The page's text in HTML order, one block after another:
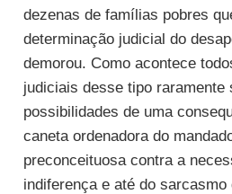
dezenas de famílias pobres
determinação judicial do
demorou. Como acontece
judiciais desse tipo
possibilidades de uma
caneta ordenadora do
preconceituosa contra a
indiferença e até do